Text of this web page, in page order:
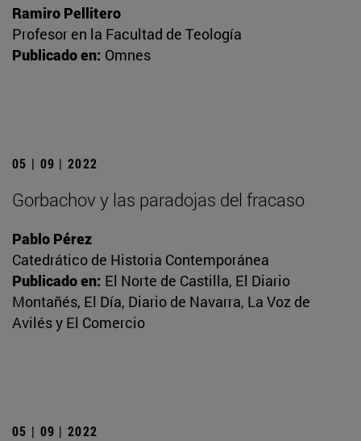
Ramiro Pellitero
Profesor en la Facultad de Teología
Publicado en: Omnes
05 | 09 | 2022
Gorbachov y las paradojas del fracaso
Pablo Pérez
Catedrático de Historia Contemporánea
Publicado en: El Norte de Castilla, El Diario
Montañés, El Día, Diario de Navarra, La Voz de
Avilés y El Comercio
05 | 09 | 2022